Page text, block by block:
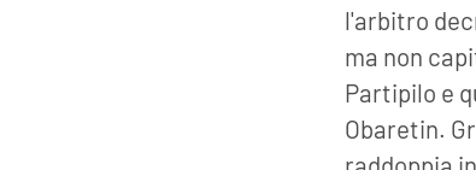
l'arbitro
ma non
Partipilo e
Obaretin.